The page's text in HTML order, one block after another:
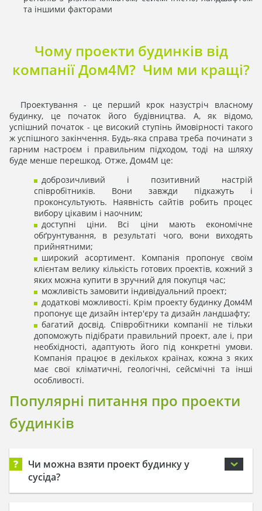
та іншими факторами
Чому проекти будинків від
компанії Дом4М? Чим ми кращі?
Проектування - це перший крок назустріч власному
будинку, це початок його будівництва. А, як відомо,
успішний початок - це високий ступінь ймовірності такого
ж успішного закінчення. Будь-яка справа треба починати з
гарним настроєм і правильним підходом, тоді на шляху
буде менше перешкод. Отже, Дом4М це:
доброзичливий і позитивний настрій
співробітників. Вони завжди підкажуть і
проконсультують. Наявність сайтів робить процес
вибору цікавим і наочним;
доступні ціни. Всі ціни мають економічне
обґрунтування, в результаті чого, вони виходять
прийнятними;
широкий асортимент. Компанія пропонує своїм
клієнтам велику кількість готових проектів, кожний з
яких можна купити в зручний для покупця час;
можливість замовити індивідуальний проект;
додаткові можливості. Крім проекту будинку Дом4М
пропонує ще дизайн інтер'єру та дизайн ландшафту;
багатий досвід. Співробітники компанії не тільки
допоможуть підібрати правильний проект, але і, при
необхідності, адаптують його під конкретні умови.
Компанія працює в декількох країнах, кожна з яких
має свої кліматичні, геологічні, сейсмічні та інші
особливості.
Популярні питання про проекти
будинків
?
Чи можна взяти проект будинку у
сусіда?